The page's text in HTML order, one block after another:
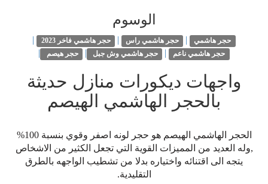
الوسوم
حجر هاشمي | حجر هاشمي راس | حجر هاشمي فاخر 2023 |
حجر هاشمي ناعم | حجر هاشمي وش جبل | حجر هيصم |
واجهات ديكورات منازل حديثة
بالحجر الهاشمي الهيصم
الحجر الهاشمي الهيصم هو حجر لونه اصفر وقوي بنسبة 100%
,وله العديد من المميزات القوية التي تجعل الكثير من الاشخاص
يتجه الى اقتنائه واختياره بدلا من تشطيب الواجهه بالطرق
التقليدية.